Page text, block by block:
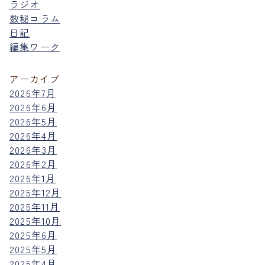
ラジオ
数秘コラム
日記
編集ワーク
アーカイブ
2026年7月
2026年6月
2026年5月
2026年4月
2026年3月
2026年2月
2026年1月
2025年12月
2025年11月
2025年10月
2025年6月
2025年5月